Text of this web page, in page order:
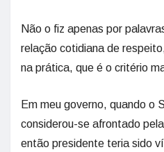
Não o fiz apenas por
relação cotidiana de
na prática, que é o critério
Em meu governo, quando o
considerou-se afrontado
então presidente teria sido